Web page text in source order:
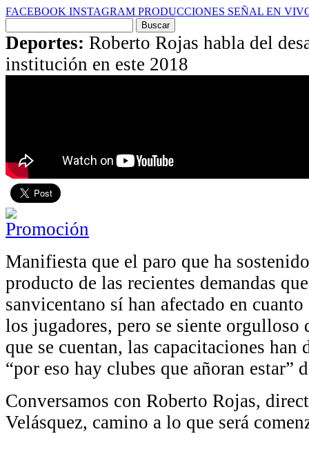
FACEBOOK INSTAGRAM PRODUCCIONES SEÑAL EN
por:
Deportes: Roberto Rojas habla del
institución en este 2018
Manifiesta que el paro que ha
producto de las recientes demandas
sanvicentano sí han afectado en
los jugadores, pero se siente orgulloso
que se cuentan, las capacitaciones
“por eso hay clubes que añoran estar”
Conversamos con Roberto Rojas,
Velásquez, camino a lo que será